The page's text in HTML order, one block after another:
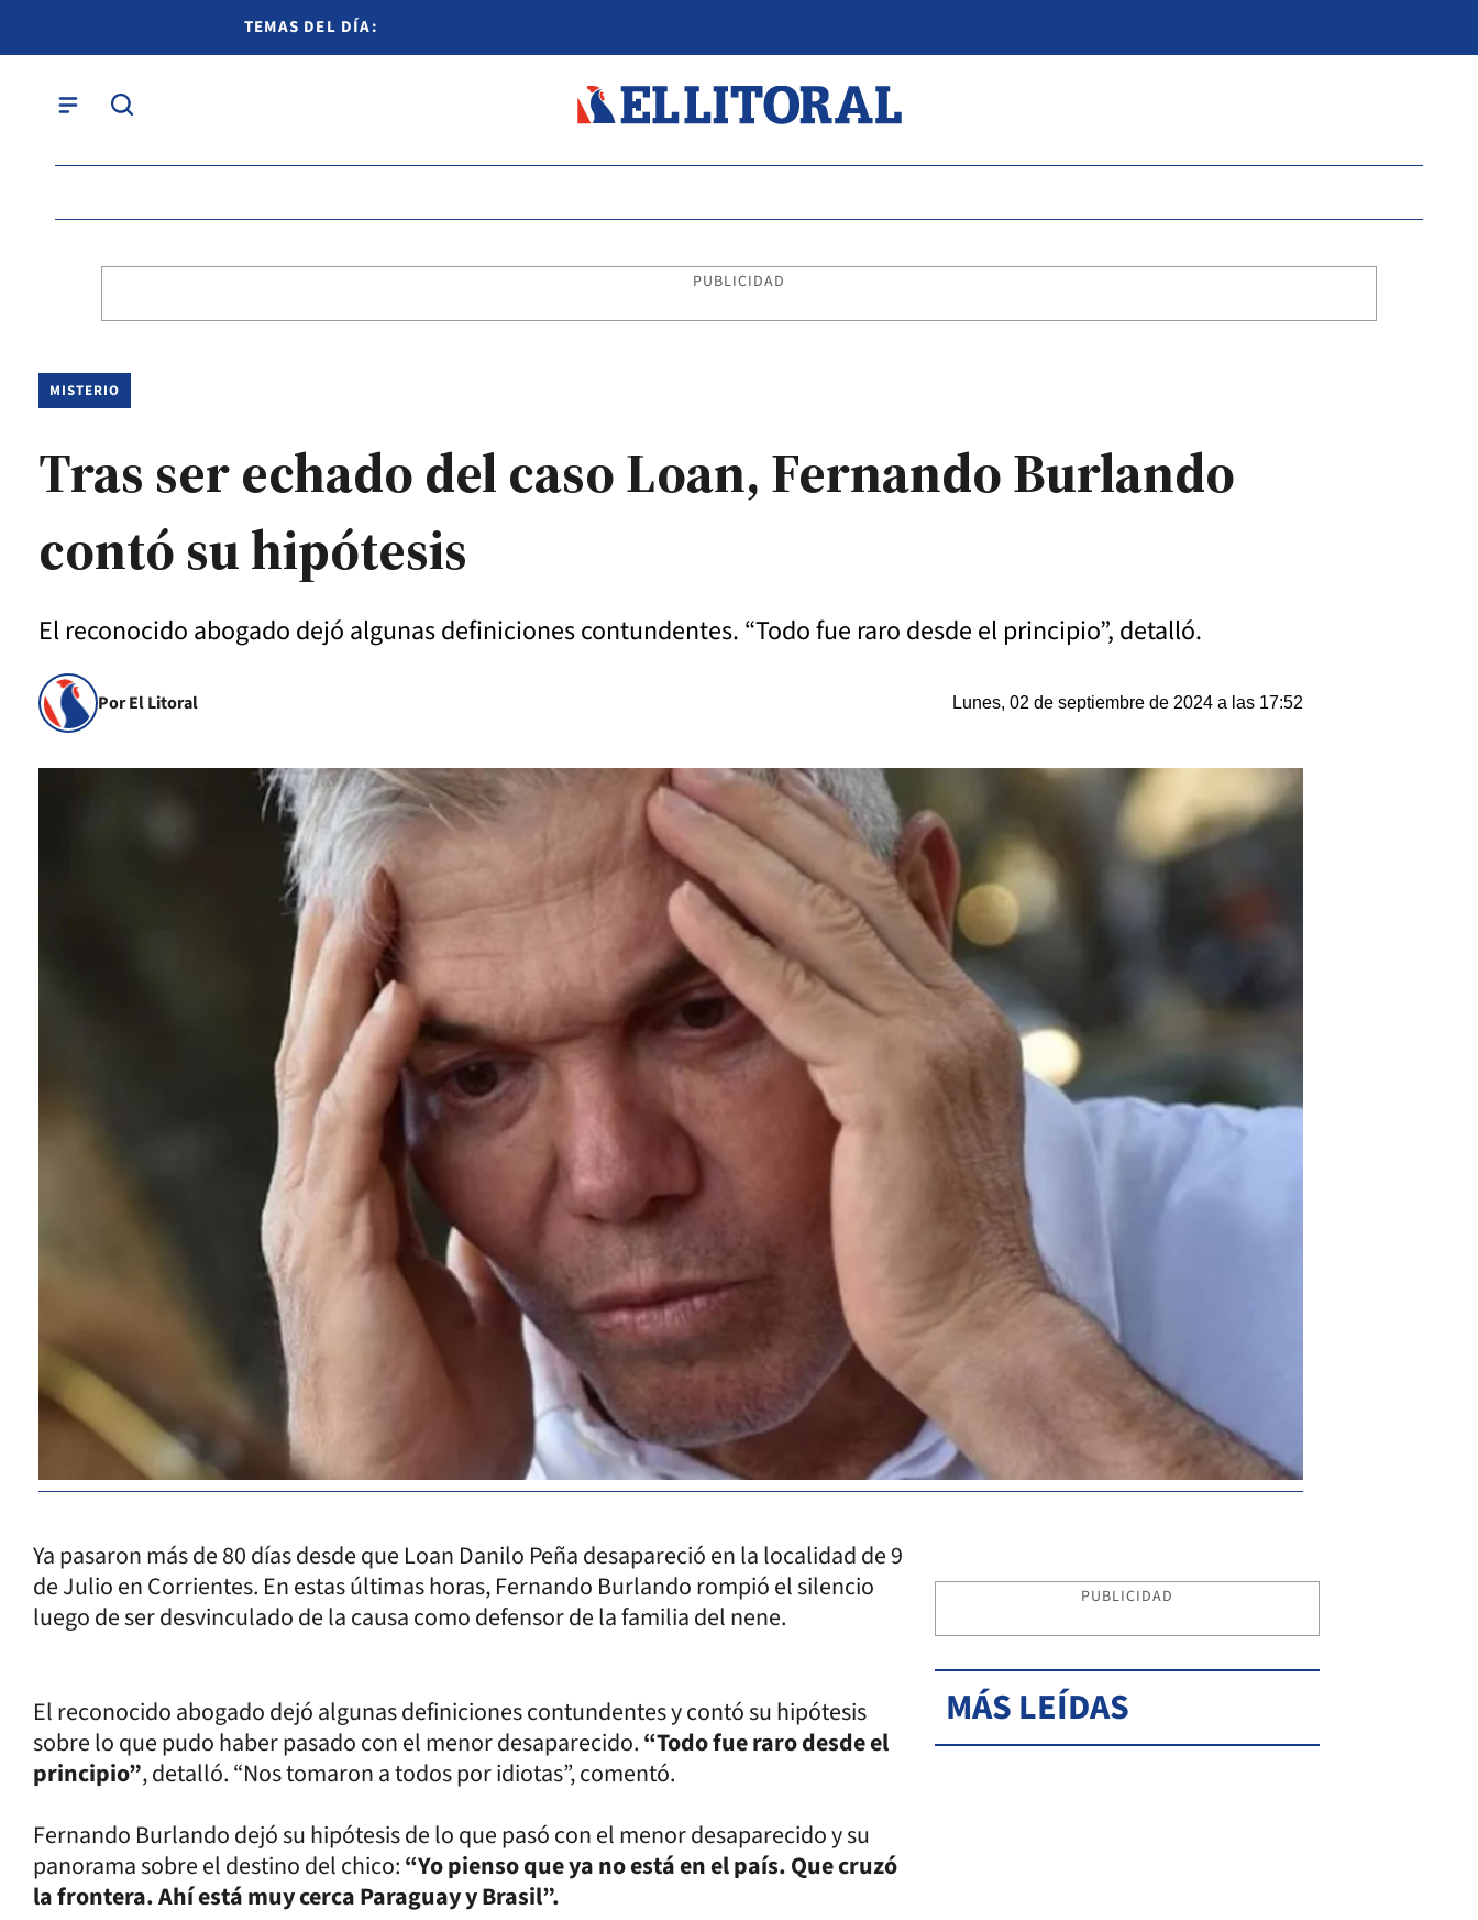
TEMAS DEL DÍA:
PUBLICIDAD
MISTERIO
Tras ser echado del caso Loan, Fernando Burlando
contó su hipótesis
El reconocido abogado dejó algunas definiciones contundentes. “Todo fue raro desde el principio”, detalló.
Por El Litoral Lunes, 02 de septiembre de 2024 a las 17:52
Ya pasaron más de 80 días desde que Loan Danilo Peña desapareció en la localidad de 9
de Julio en Corrientes. En estas últimas horas, Fernando Burlando rompió el silencio
luego de ser desvinculado de la causa como defensor de la familia del nene.
El reconocido abogado dejó algunas definiciones contundentes y contó su hipótesis
sobre lo que pudo haber pasado con el menor desaparecido.“Todo fue raro desde el
principio”, detalló. “Nos tomaron a todos por idiotas”, comentó.
Fernando Burlando dejó su hipótesis de lo que pasó con el menor desaparecido y su
panorama sobre el destino del chico:“Yo pienso que ya no está en el país. Que cruzó
la frontera. Ahí está muy cerca Paraguay y Brasil”.
PUBLICIDAD
MÁS LEÍDAS